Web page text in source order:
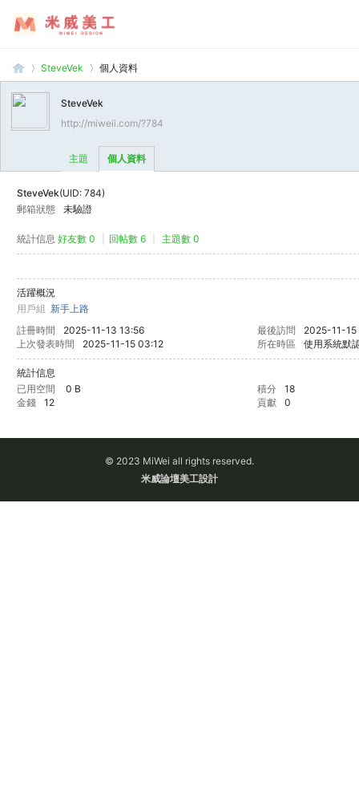
威
SteveVek 個人資料
SteveVek
http://miweii.com/?784
主題 個人資料
SteveVek(UID: 784)
郵箱狀態
未驗證
統計信息 好友數 0 回帖數 6 主題數 0
活躍概況
用戶組 新手上路
註冊時間
2025-11-13 13:56 最後訪問
2025-11-15
上次發表時間
2025-11-15 03:12 所在時區 使用系統默
統計信息
已用空間
0 B 積分
18
金錢
12 貢獻 0
© 2023 MiWei all rights reserved.
米威論壇美工設計